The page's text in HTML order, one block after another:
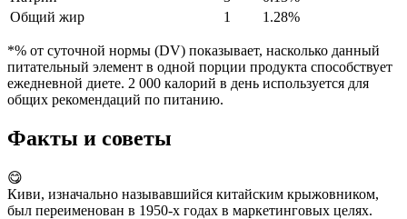
Общий жир
1 1.28%
*% от суточной нормы (DV) показывает, насколько данный
питательный элемент в одной порции продукта способствует
ежедневной диете. 2 000 калорий в день используется для
общих рекомендаций по питанию.
Факты и советы
😋
Киви, изначально называвшийся китайским крыжовником,
был переименован в 1950-х годах в маркетинговых целях.